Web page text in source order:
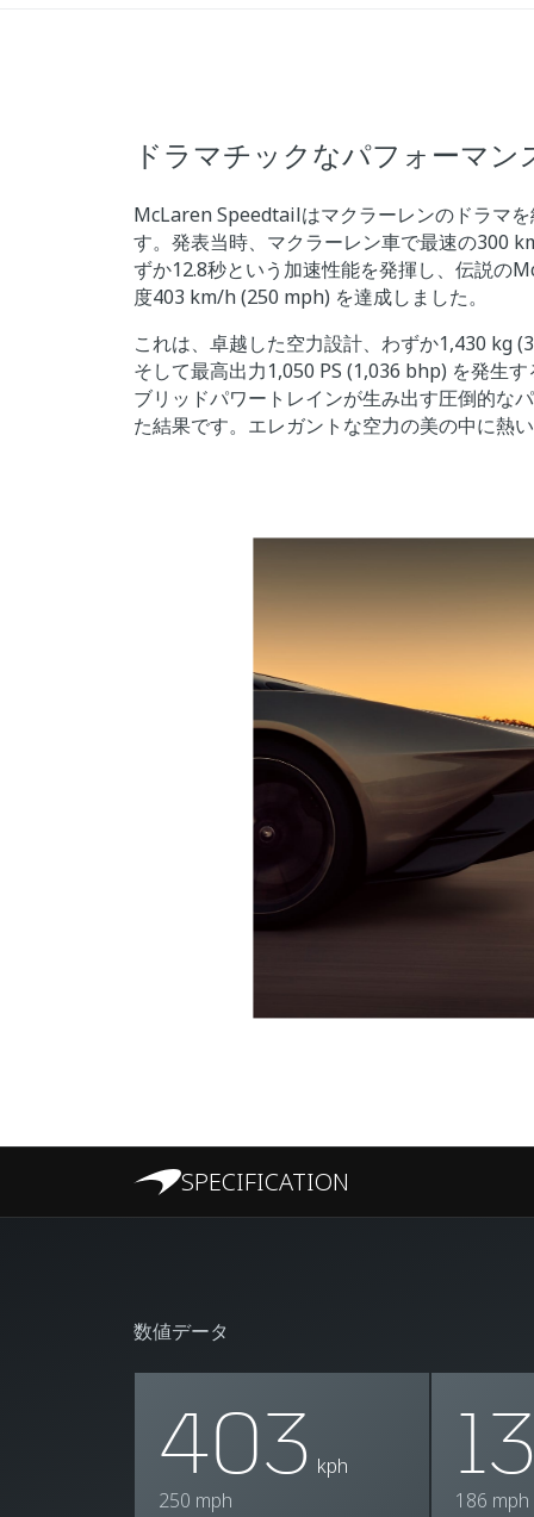
ドラマチックなパフォーマン
McLaren Speedtailはマクラーレンのドラマ
す。発表当時、マクラーレン車で最速の300
ずか12.8秒という加速性能を発揮し、伝説の
度403 km/h (250 mph) を達成しました。
これは、卓越した空力設計、わずか1,430 kg
そして最高出力1,050 PS (1,036 bhp) を発生
ブリッドパワートレインが生み出す圧倒的な
た結果です。エレガントな空力の美の中に熱
SPECIFICATION
数値データ
403 kph
250 mph
186 mph